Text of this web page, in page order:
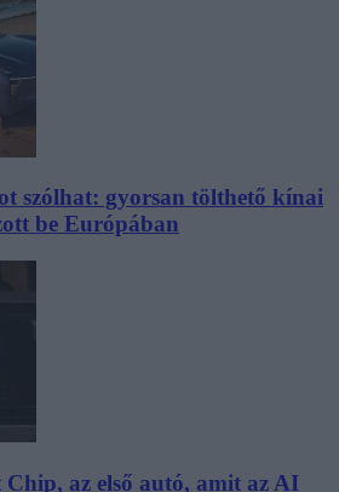
szólhat: gyorsan tölthető kínai
be Európában
az első autó, amit az AI